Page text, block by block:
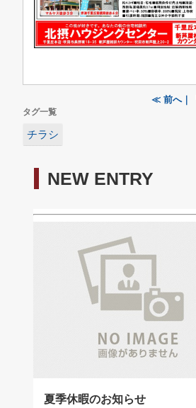
≪ 前へ｜
タグ一覧
チラシ
NEW ENTRY
夏季休暇のお知らせ